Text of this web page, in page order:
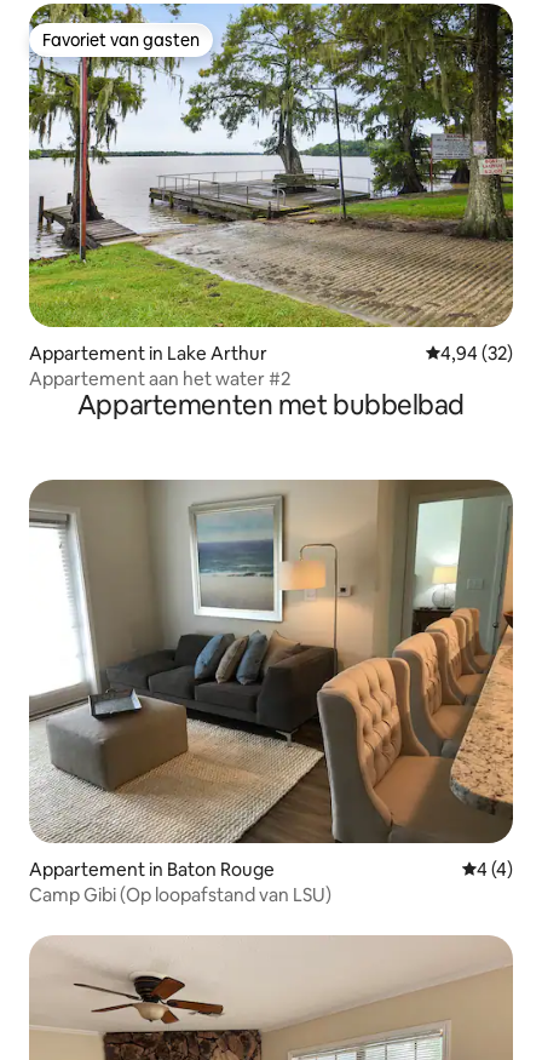
Favoriet van gasten
Favoriet van gasten
Appartement in Lake Arthur Gemiddelde
4,94 (32)
Appartement aan het water #2
Appartementen met bubbelbad
Appartement in Baton Rouge
4 (4)
Camp Gibi (Op loopafstand van LSU)